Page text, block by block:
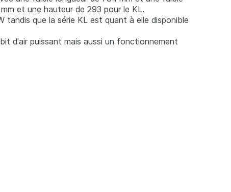
et une hauteur de 293 pour le KL.
tandis que la série KL est quant à elle disponible
d'air puissant mais aussi un fonctionnement